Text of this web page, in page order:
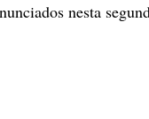
nesta